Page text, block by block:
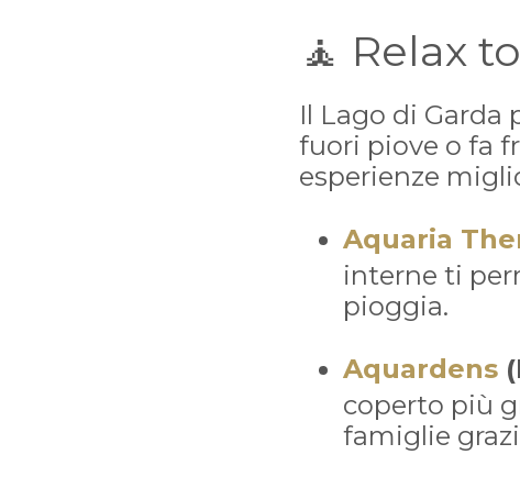
🧘 Relax
Il Lago di
fuori piove o fa
esperienze
Aquaria
interne ti
pioggia.
Aquardens
coperto più
famiglie